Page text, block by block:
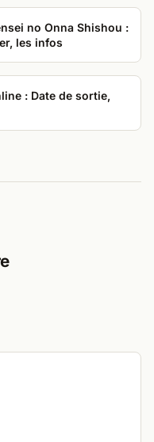
no Onna Shishou :
les infos
: Date de sortie,